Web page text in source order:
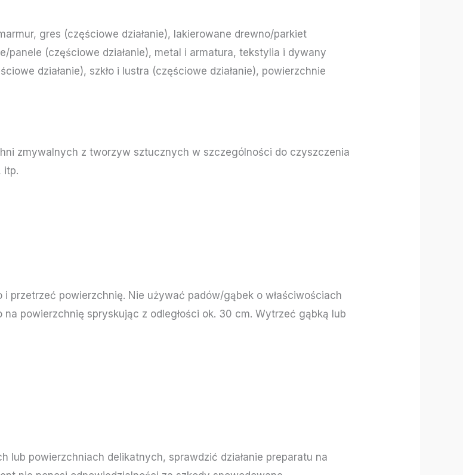
gres (częściowe działanie), lakierowane drewno/parkiet
panele (częściowe działanie), metal i armatura, tekstylia i dywany
działanie), szkło i lustra (częściowe działanie), powierzchnie
zmywalnych z tworzyw sztucznych w szczególności do czyszczenia
itp.
przetrzeć powierzchnię. Nie używać padów/gąbek o właściwościach
powierzchnię spryskując z odległości ok. 30 cm. Wytrzeć gąbką lub
lub powierzchniach delikatnych, sprawdzić działanie preparatu na